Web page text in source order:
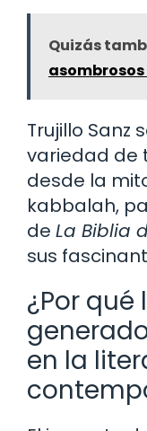
Quizás
asombrosos
Trujillo Sanz
variedad de
desde la
kabbalah,
de La Biblia
sus
¿Por
en la